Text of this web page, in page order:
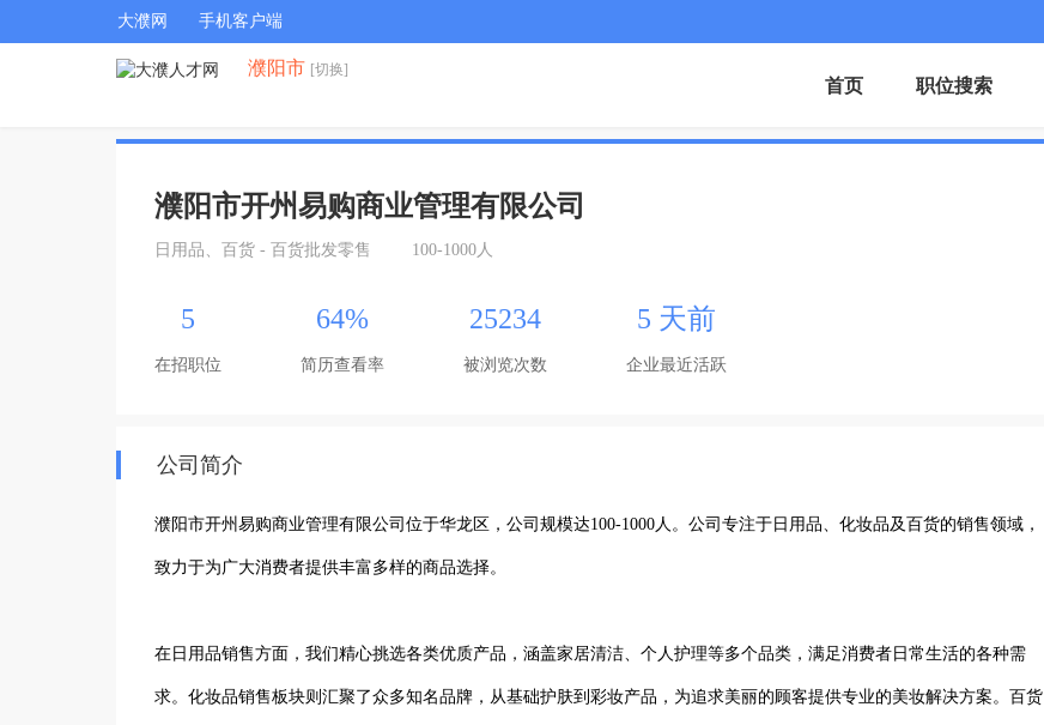
大濮网 手机客户端
濮阳市 [切换]
首页 职位搜索
濮阳市开州易购商业管理有限公司
日用品、百货 - 百货批发零售 100-1000人
5
在招职位
64%
简历查看率
25234
被浏览次数
5 天前
企业最近活跃
公司简介
濮阳市开州易购商业管理有限公司位于华龙区，公司规模达100-1000人。公司专注于日用品、化妆品及百货的销售领域，
致力于为广大消费者提供丰富多样的商品选择。
在日用品销售方面，我们精心挑选各类优质产品，涵盖家居清洁、个人护理等多个品类，满足消费者日常生活的各种需
求。化妆品销售板块则汇聚了众多知名品牌，从基础护肤到彩妆产品，为追求美丽的顾客提供专业的美妆解决方案。百货